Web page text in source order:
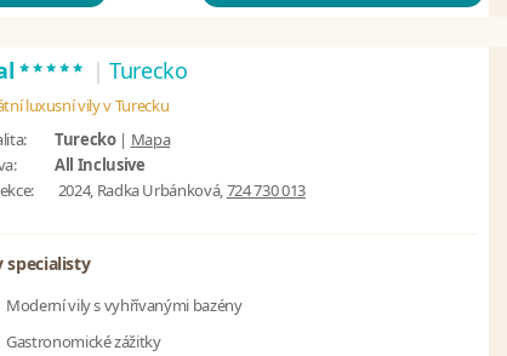
***** | Turecko
luxusní vily v Turecku
Turecko| Mapa
All Inclusive
2024, Radka Urbánková,724 730 013
specialisty
Moderní vily s vyhřívanými bazény
Gastronomické zážitky